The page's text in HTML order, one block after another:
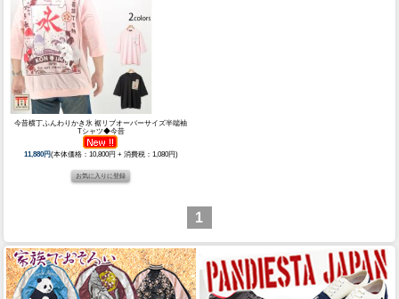
今昔横丁ふんわりかき氷 裾リブオーバーサイズ半端袖
Tシャツ◆今昔
11,880円(本体価格：10,800円 + 消費税：1,080円)
1